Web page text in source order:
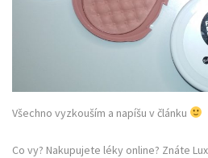
Všechno vyzkouším a napíšu v článku
Co vy? Nakupujete léky online? Znáte